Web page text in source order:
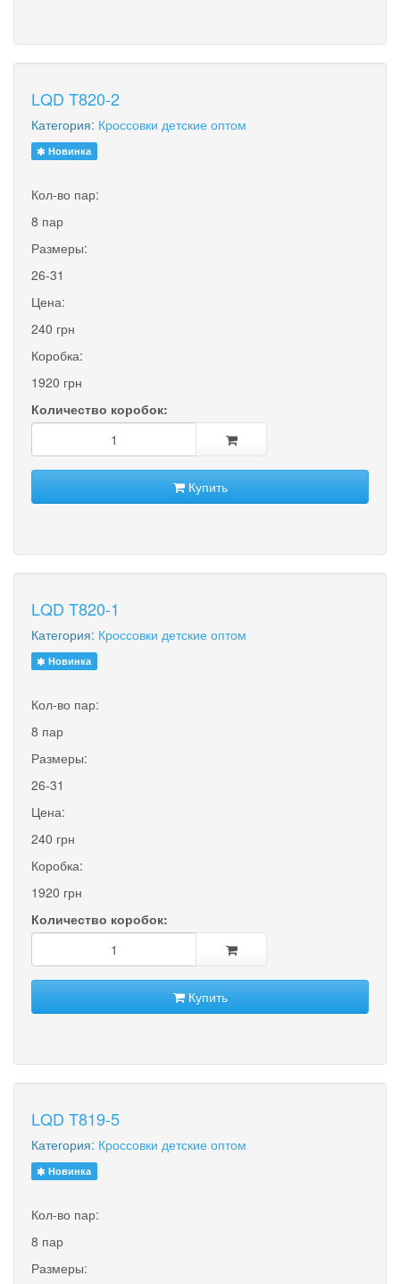
LQD T820-2
Категория: Кроссовки детские оптом
Новинка
Кол-во пар:
8 пар
Размеры:
26-31
Цена:
240 грн
Коробка:
1920 грн
Количество коробок:
Купить
LQD T820-1
Категория: Кроссовки детские оптом
Новинка
Кол-во пар:
8 пар
Размеры:
26-31
Цена:
240 грн
Коробка:
1920 грн
Количество коробок:
Купить
LQD T819-5
Категория: Кроссовки детские оптом
Новинка
Кол-во пар:
8 пар
Размеры: